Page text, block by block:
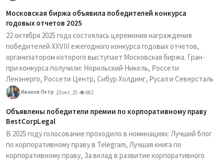
Московская биржа объявила победителей конкурса
годовых отчетов 2025
22 октября 2025 года состоялась церемония награждения
победителей XXVIII ежегодного конкурса годовых отчетов,
организатором которого выступает Московская биржа. Гран-
при конкурса получили: Норильский Никель, Россети
Ленэнерго, Россети Центр, Сибур Холдинг, Русал и Северсталь
Иванов Петр 23 окт, 25 682
Объявлены победители премии по корпоративному праву
BestCorpLegal
В 2025 году голосование проходило в номинациях: Лучший блог
по корпоративному праву в Telegram, Лучшая книга по
корпоративному праву, За вклад в развитие корпоративного